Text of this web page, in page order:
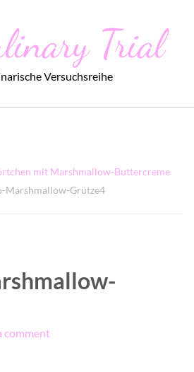
Trial
Versuchsreihe
mit Marshmallow-Buttercreme
Marshmallow-Grütze4
comment